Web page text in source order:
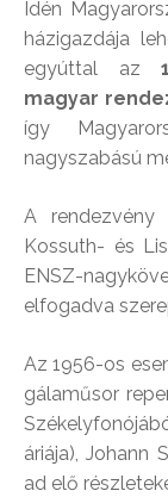
Idén
házigazdája
egyúttal az
magyar
így
nagyszabású
A rendezvény
Kossuth- és
ENSZ-
elfogadva
Az 1956-os
gálaműsor
áriája), Johann
ad elő